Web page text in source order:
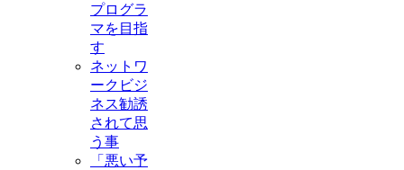
プログラ
マを目指
す
ネットワ
ークビジ
ネス勧誘
されて思
う事
「悪い予